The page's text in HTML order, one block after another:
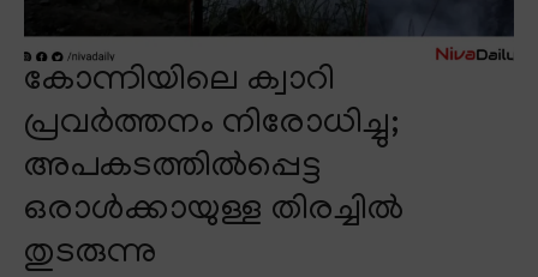
കോന്നിയിലെ ക്വാറി
പ്രവർത്തനം നിരോധിച്ചു;
അപകടത്തിൽപ്പെട്ട
ഒരാൾക്കായുള്ള തിരച്ചിൽ
തുടരുന്നു